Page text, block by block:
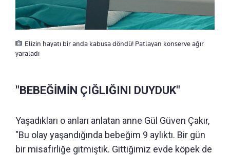
Elizin hayatı bir anda kabusa döndü! Patlayan konserve ağır
yaraladı
"BEBEĞİMİN ÇIĞLIĞINI DUYDUK"
Yaşadıkları o anları anlatan anne Gül Güven Çakır,
"Bu olay yaşandığında bebeğim 9 aylıktı. Bir gün
bir misafirliğe gitmiştik. Gittiğimiz evde köpek de